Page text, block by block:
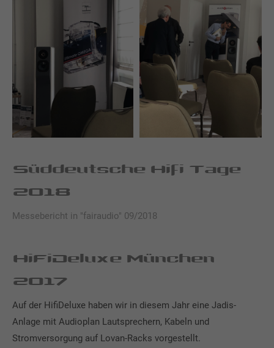
Süddeutsche Hifi Tage
2018
Messebericht in "fairaudio" 09/2018
HiFiDeluxe München
2017
Auf der HifiDeluxe haben wir in diesem Jahr eine Jadis-
Anlage mit Audioplan Lautsprechern, Kabeln und
Stromversorgung auf Lovan-Racks vorgestellt.